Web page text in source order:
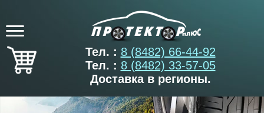
Тел. : 8 (8482) 66-44-92
Тел. : 8 (8482) 33-57-05
Доставка в регионы.